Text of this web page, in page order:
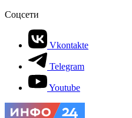
Соцсети
Vkontakte
Telegram
Youtube